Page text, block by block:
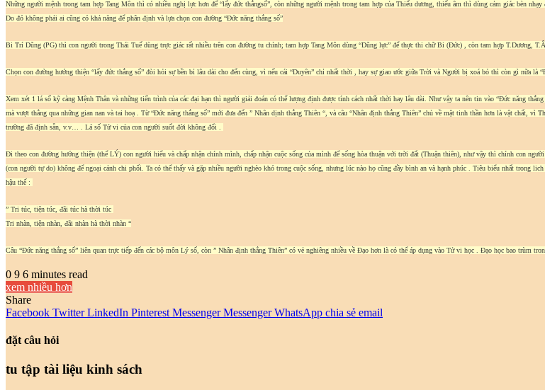
Những người mệnh trong tam hợp Tang Môn thì có nhiều nghị lực hơn để “lấy đức thắngsố”, còn những người mệnh trong tam hợp của Thiếu dương, thiếu âm thì dùng cảm giác bèn nhạy
Do đó không phải ai cũng có khả năng để phân định và lựa chọn con đường “Đức năng thắng số”
Bi Trí Dũng (PG) thì con người trong Thái Tuế dùng trực giác rất nhiều trên con đường tu chỉnh; tam hợp Tang Môn dùng “Dũng lực” để thực thi chữ Bi (Đức) , còn tam hợp T.Dương,
Chọn con đường hướng thiện “lấy đức thắng số” đòi hỏi sự bền bỉ lâu dài cho đến cùng, vì nếu cái “Duyên” chỉ nhất thời , hay sự giao ước giữa Trời và Người bị xoá bỏ thì còn gì nữa là
Xem xét 1 lá số kỹ càng Mệnh Thân và những tiến trình của các đại hạn thì người giải đoán có thể lượng định được tính cách nhất thời hay lâu dài. Như vậy ta nên tin vào “Đức năng
mà vượt thẳng qua những gian nan và tai hoạ . Từ “Đức năng thắng số” mới đưa đến ” Nhân dịnh thắng Thiên “, và câu “Nhân định thắng Thiên” chủ về mặt tinh thần hơn là vật chất,
trường đã định sẵn, v.v… . Lá số Tử vi của con người suốt đời không đổi .
Đi theo con đường hướng thiện (thể LÝ) con người hiểu và chấp nhận chính mình, chấp nhận cuộc sống của mình để sống hòa thuận với trời đất (Thuận thiên), như vậy thì chính con
(con người tự do) không để ngoại cảnh chi phối. Ta có thể thấy và gặp nhiều người nghèo khó trong cuộc sống, nhưng lúc nào họ cũng đầy bình an và hạnh phúc . Tiêu biểu nhất
hậu thế :
” Tri túc, tiện túc, đãi túc hà thời túc
Tri nhàn, tiện nhàn, đãi nhàn hà thời nhàn “
Câu “Đức năng thắng số” liên quan trực tiếp đến các bộ môn Lý số, còn ” Nhân định thắng Thiên” có vẻ nghiêng nhiều về Đạo hơn là có thể áp dụng vào Tử vi học . Đạo học bao trùm
0 9 6 minutes read
xem nhiều hơn
Share
Facebook Twitter LinkedIn Pinterest Messenger Messenger WhatsApp chia sẻ email
đặt câu hỏi
tu tập tài liệu kinh sách